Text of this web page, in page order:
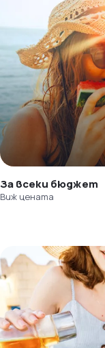
За всеки бюджет
Виж цената